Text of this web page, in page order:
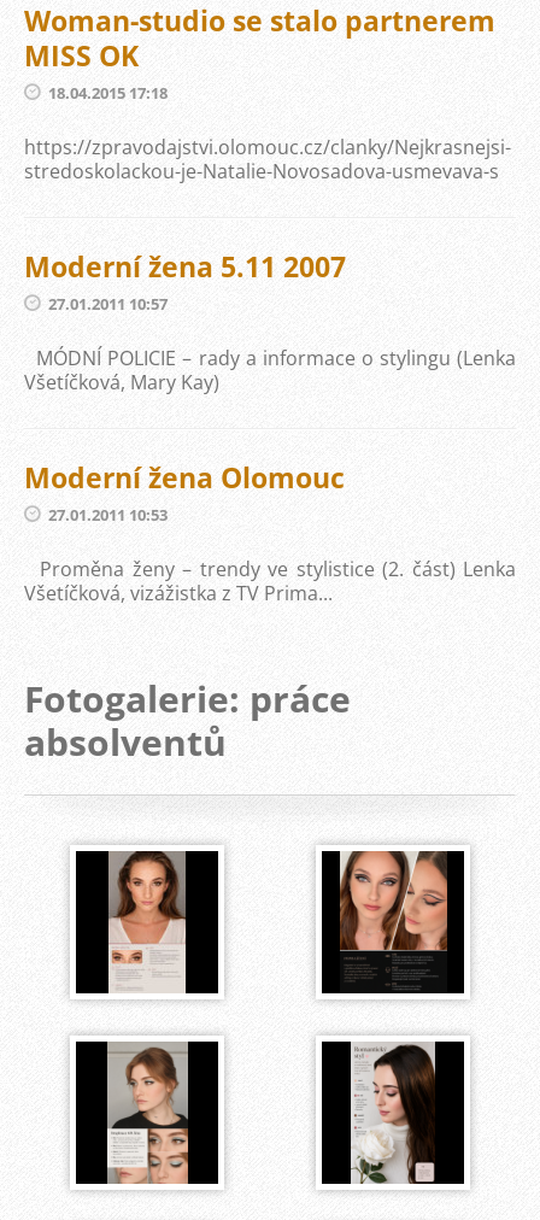
Woman-studio se stalo partnerem
MISS OK
18.04.2015 17:18
https://zpravodajstvi.olomouc.cz/clanky/Nejkrasnejsi-
stredoskolackou-je-Natalie-Novosadova-usmevava-s
Moderní žena 5.11 2007
27.01.2011 10:57
MÓDNÍ POLICIE – rady a informace o stylingu (Lenka
Všetíčková, Mary Kay)
Moderní žena Olomouc
27.01.2011 10:53
Proměna ženy – trendy ve stylistice (2. část) Lenka
Všetíčková, vizážistka z TV Prima...
Fotogalerie: práce
absolventů